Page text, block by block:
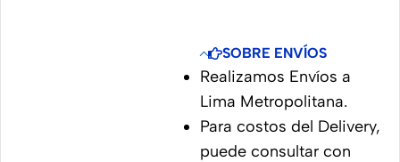
SOBRE ENVÍOS
Realizamos Envíos a
Lima Metropolitana.
Para costos del Delivery,
puede consultar con